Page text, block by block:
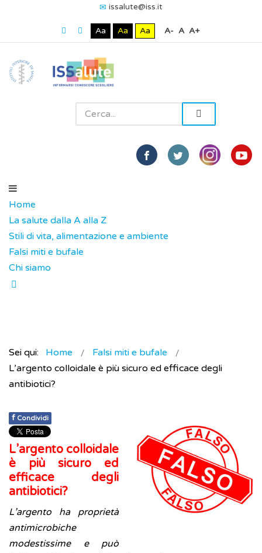
issalute@iss.it
Aa Aa Aa A- A A+
Home
La salute dalla A alla Z
Stili di vita, alimentazione e ambiente
Falsi miti e bufale
Chi siamo
Sei qui: Home
Falsi miti e bufale
L’argento colloidale è più sicuro ed efficace degli
antibiotici?
f Condividi
L’argento colloidale
è più sicuro ed
efficace degli
antibiotici?
L’argento ha proprietà
antimicrobiche
modestissime e può